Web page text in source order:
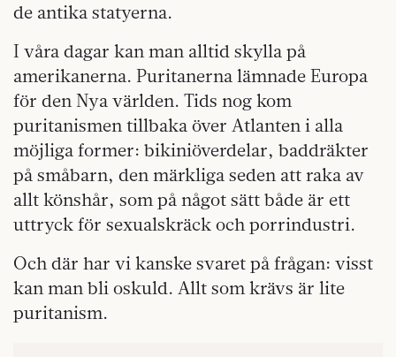
de antika statyerna.
I våra dagar kan man alltid skylla på
amerikanerna. Puritanerna lämnade Europa
för den Nya världen. Tids nog kom
puritanismen tillbaka över Atlanten i alla
möjliga former: bikiniöverdelar, baddräkter
på småbarn, den märkliga seden att raka av
allt könshår, som på något sätt både är ett
uttryck för sexualskräck och porrindustri.
Och där har vi kanske svaret på frågan: visst
kan man bli oskuld. Allt som krävs är lite
puritanism.